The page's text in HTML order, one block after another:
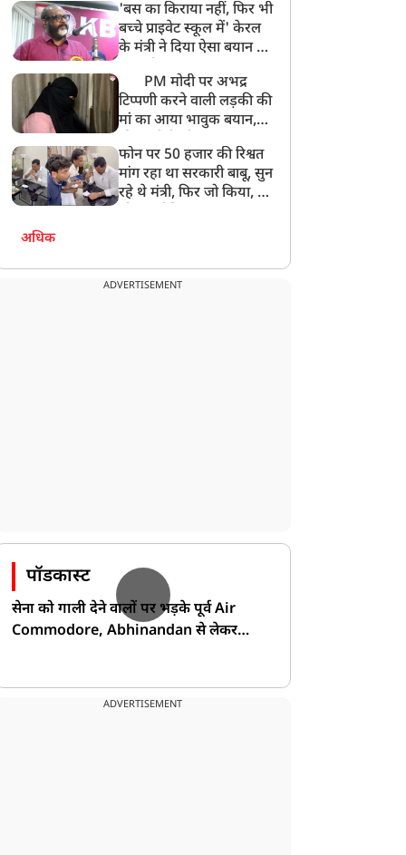
अनमोल कुछ नहीं
'बस का किराया नहीं, फिर भी
बच्चे प्राइवेट स्कूल में' केरल
के मंत्री ने दिया ऐसा बयान की
PM मोदी पर अभद्र
टिप्पणी करने वाली लड़की की
मां का आया भावुक बयान,
बेटी को गोद लें प्रधानमंत्री
फोन पर 50 हजार की रिश्वत
मांग रहा था सरकारी बाबू, सुन
रहे थे मंत्री, फिर जो किया, वो
अधिक
ADVERTISEMENT
पॉडकास्ट
सेना को गाली देने वालों पर भड़के पूर्व Air
Commodore, Abhinandan से लेकर
ADVERTISEMENT